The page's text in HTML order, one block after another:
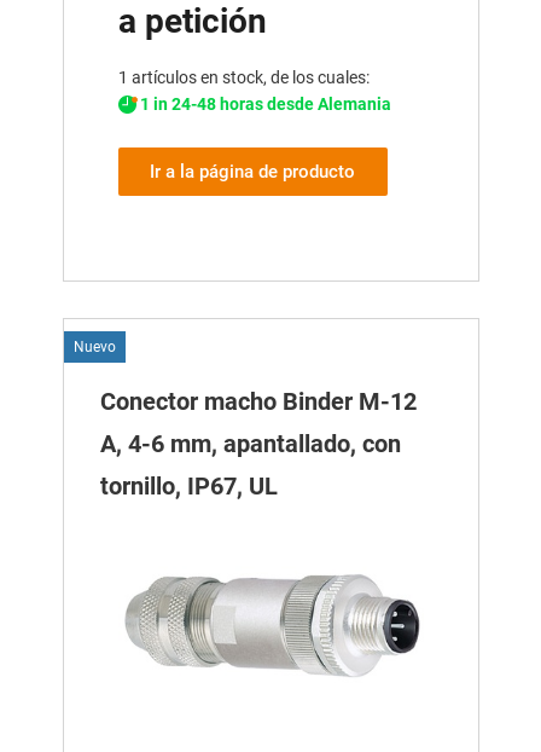
a petición
1 artículos en stock, de los cuales:
1 in 24-48 horas desde Alemania
Ir a la página de producto
Nuevo
Conector macho Binder M-12
A, 4-6 mm, apantallado, con
tornillo, IP67, UL